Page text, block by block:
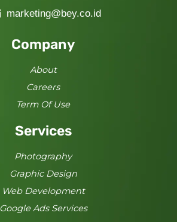
marketing@bey.co.id
Company
About
Careers
Term Of Use
Services
Photography
Graphic Design
Web Development
Google Ads Services